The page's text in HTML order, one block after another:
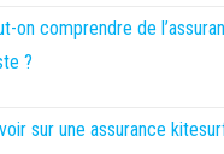
on comprendre de
?
sur une assurance